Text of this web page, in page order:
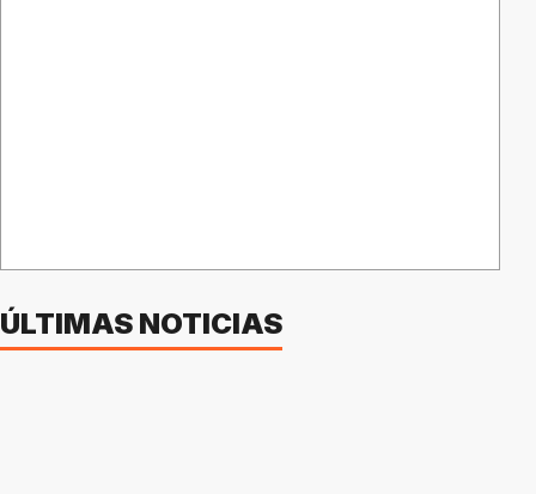
ÚLTIMAS NOTICIAS